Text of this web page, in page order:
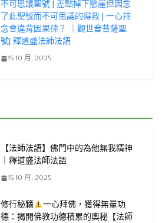
不可思議聖號 | 差點掉下懸崖但因念
了此聖號而不可思議的得救 | 一心持
念會違背因果律？ ｜觀世音菩薩聖
號| 釋道盛法師法語
15 10 月, 2025
【法師法語】佛門中的為他無我精神
｜釋道盛法師法語
15 10 月, 2025
修行秘籍
一心拜佛，獲得無量功
德：揭開佛教功德積累的奧秘【法師